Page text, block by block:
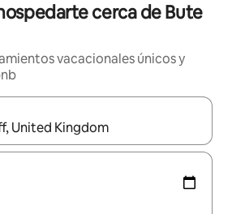
cerca de Bute
vacacionales únicos y
estén disponibles, podrás navegar